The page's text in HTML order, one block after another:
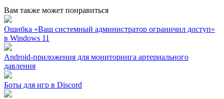
Вам также может понравиться
Ошибка «Ваш системный администратор ограничил доступ»
в Windows 11
Android-приложения для мониторинга артериального
давления
Боты для игр в Discord